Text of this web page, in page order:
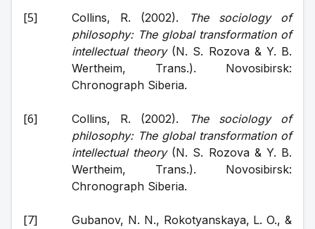
Collins, R. (2002).
The sociology of
philosophy: The global transformation of
intellectual theory (N. S. Rozova & Y. B.
Wertheim, Trans.). Novosibirsk:
Chronograph Siberia.
Collins, R. (2002).
The sociology of
philosophy: The global transformation of
intellectual theory (N. S. Rozova & Y. B.
Wertheim, Trans.). Novosibirsk:
Chronograph Siberia.
Gubanov, N. N., Rokotyanskaya, L. O., &